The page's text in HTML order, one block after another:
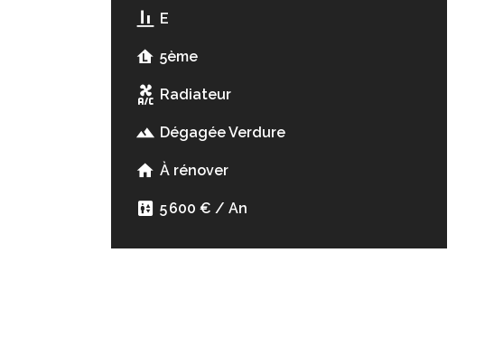
E
5ème
Radiateur
Dégagée Verdure
À rénover
5 600 € / An